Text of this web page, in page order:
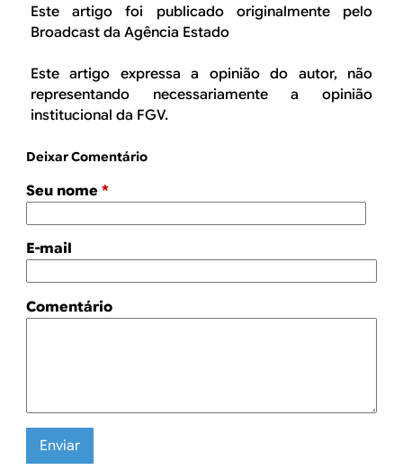
Este artigo foi publicado originalmente pelo
Broadcast da Agência Estado
Este artigo expressa a opinião do autor, não
representando necessariamente a opinião
institucional da FGV.
Deixar Comentário
Seu nome *
E-mail
Comentário